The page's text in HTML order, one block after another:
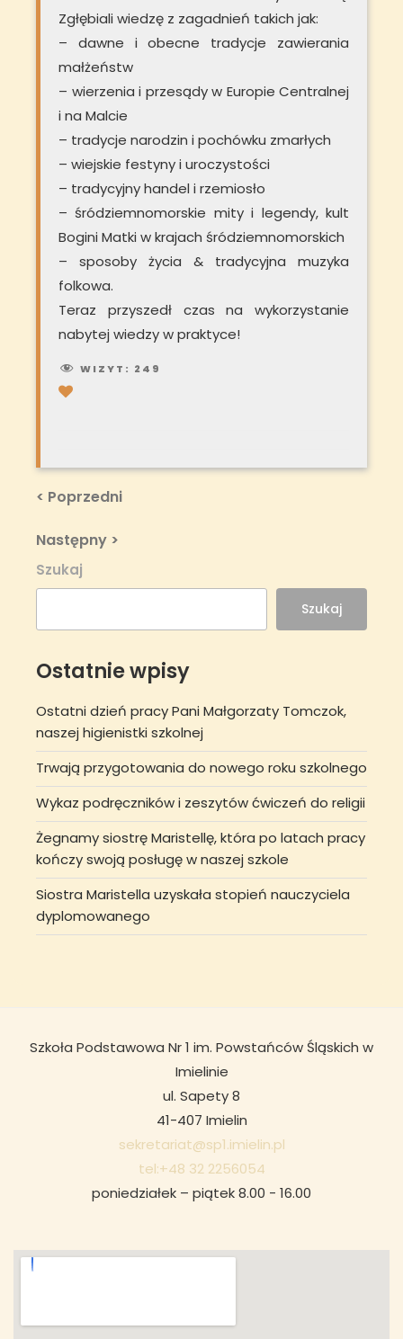
Zgłębiali wiedzę z zagadnień takich jak:
– dawne i obecne tradycje zawierania
małżeństw
– wierzenia i przesądy w Europie Centralnej
i na Malcie
– tradycje narodzin i pochówku zmarłych
– wiejskie festyny i uroczystości
– tradycyjny handel i rzemiosło
– śródziemnomorskie mity i legendy, kult
Bogini Matki w krajach śródziemnomorskich
– sposoby życia & tradycyjna muzyka
folkowa.
Teraz przyszedł czas na wykorzystanie
nabytej wiedzy w praktyce!
WIZYT: 249
Nawigacja
Previous
< Poprzedni
Next
Post
Następny >
Szukaj
Szukaj
Ostatnie wpisy
Ostatni dzień pracy Pani Małgorzaty Tomczok,
naszej higienistki szkolnej
Trwają przygotowania do nowego roku szkolnego
Wykaz podręczników i zeszytów ćwiczeń do religii
Żegnamy siostrę Maristellę, która po latach pracy
kończy swoją posługę w naszej szkole
Siostra Maristella uzyskała stopień nauczyciela
dyplomowanego
Szkoła Podstawowa Nr 1 im. Powstańców Śląskich w
Imielinie
ul. Sapety 8
41-407 Imielin
sekretariat@sp1.imielin.pl
tel:+48 32 2256054
poniedziałek – piątek 8.00 - 16.00